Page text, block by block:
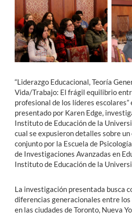
English
“Liderazgo Educacional, Teoría
Vida/Trabajo: El frágil equilibrio
profesional de los líderes escolares”
presentado por Karen Edge,
Instituto de Educación de la
cual se expusieron detalles sobre
conjunto por la Escuela de
de Investigaciones Avanzadas en
Instituto de Educación de la
La investigación presentada busca
diferencias generacionales entre
en las ciudades de Toronto, Nueva